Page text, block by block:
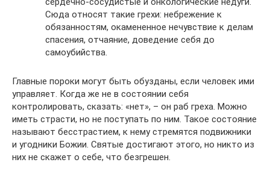
Сюда относят такие грехи: небрежение к
обязанностям, окамененное нечувствие к делам
спасения, отчаяние, доведение себя до
самоубийства.
Главные пороки могут быть обузданы, если человек ими
управляет. Когда же не в состоянии себя
контролировать, сказать: «нет», – он раб греха. Можно
иметь страсти, но не поступать по ним. Такое состояние
называют бесстрастием, к нему стремятся подвижники
и угодники Божии. Святые достигают этого, но никто из
них не скажет о себе, что безгрешен.